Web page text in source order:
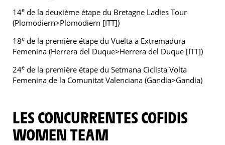
14e de la deuxième étape du Bretagne Ladies Tour
(Plomodiern>Plomodiern [ITT])
18e de la première étape du Vuelta a Extremadura
Femenina (Herrera del Duque>Herrera del Duque [ITT])
24e de la première étape du Setmana Ciclista Volta
Femenina de la Comunitat Valenciana (Gandia>Gandia)
LES CONCURRENTES COFIDIS
WOMEN TEAM